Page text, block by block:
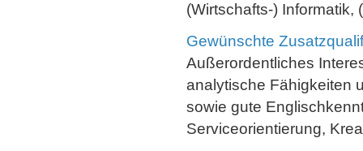
(Wirtschafts-) Informatik,
Gewünschte
Außerordentliches
analytische Fähigkeiten
sowie gute
Serviceorientierung,